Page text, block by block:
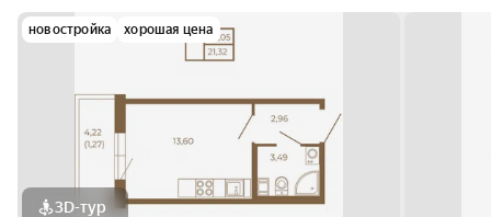
новостройка хорошая цена
3D-тур